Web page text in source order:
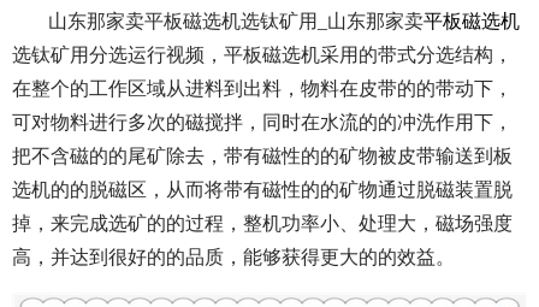
山东那家卖平板磁选机选钛矿用_山东那家卖平板磁选机
选钛矿用分选运行视频，平板磁选机采用的带式分选结构，
在整个的工作区域从进料到出料，物料在皮带的的带动下，
可对物料进行多次的磁搅拌，同时在水流的的冲洗作用下，
把不含磁的的尾矿除去，带有磁性的的矿物被皮带输送到板
选机的的脱磁区，从而将带有磁性的的矿物通过脱磁装置脱
掉，来完成选矿的的过程，整机功率小、处理大，磁场强度
高，并达到很好的的品质，能够获得更大的的效益。